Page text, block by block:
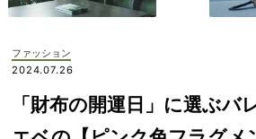
記憶
に一
ファッション
2024.07.26
「財布の開運日」に選ぶバ